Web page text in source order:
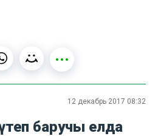
12 декабрь 2017 08:32
баручы елда